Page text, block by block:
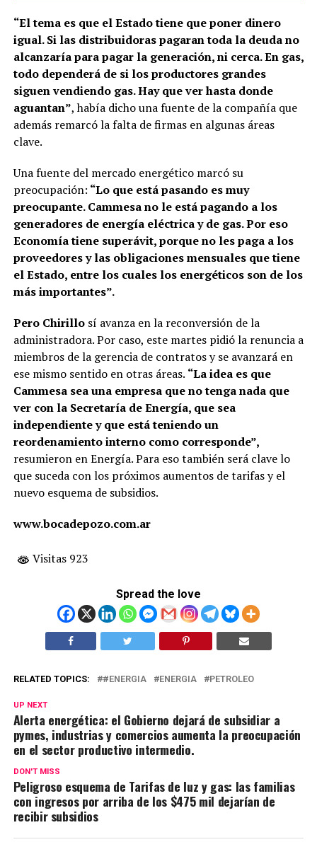
“El tema es que el Estado tiene que poner dinero
igual. Si las distribuidoras pagaran toda la deuda no
alcanzaría para pagar la generación, ni cerca. En gas,
todo dependerá de si los productores grandes
siguen vendiendo gas. Hay que ver hasta donde
aguantan”, había dicho una fuente de la compañía que
además remarcó la falta de firmas en algunas áreas
clave.
Una fuente del mercado energético marcó su
preocupación: “Lo que está pasando es muy
preocupante. Cammesa no le está pagando a los
generadores de energía eléctrica y de gas. Por eso
Economía tiene superávit, porque no les paga a los
proveedores y las obligaciones mensuales que tiene
el Estado, entre los cuales los energéticos son de los
más importantes”.
Pero Chirillosí avanza en la reconversión de la
administradora. Por caso, este martes pidió la renuncia a
miembros de la gerencia de contratos y se avanzará en
ese mismo sentido en otras áreas. “La idea es que
Cammesa sea una empresa que no tenga nada que
ver con la Secretaría de Energía, que sea
independiente y que está teniendo un
reordenamiento interno como corresponde”,
resumieron en Energía. Para eso también será clave lo
que suceda con los próximos aumentos de tarifas y el
nuevo esquema de subsidios.
www.bocadepozo.com.ar
Visitas 923
Spread the love
RELATED TOPICS: #ENERGIA ENERGIA PETROLEO
UP NEXT
Alerta energética: el Gobierno dejará de subsidiar a
pymes, industrias y comercios aumenta la preocupación
en el sector productivo intermedio.
DON'T MISS
Peligroso esquema de Tarifas de luz y gas: las familias
con ingresos por arriba de los $475 mil dejarían de
recibir subsidios